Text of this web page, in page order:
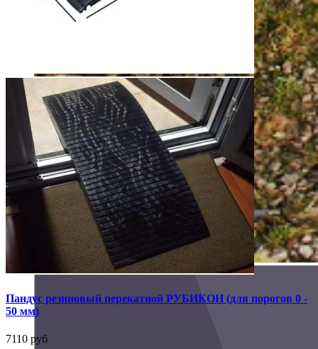
Пандус резиновый перекатной РУБИКОН (для порогов 0 -
50 мм)
7110 руб